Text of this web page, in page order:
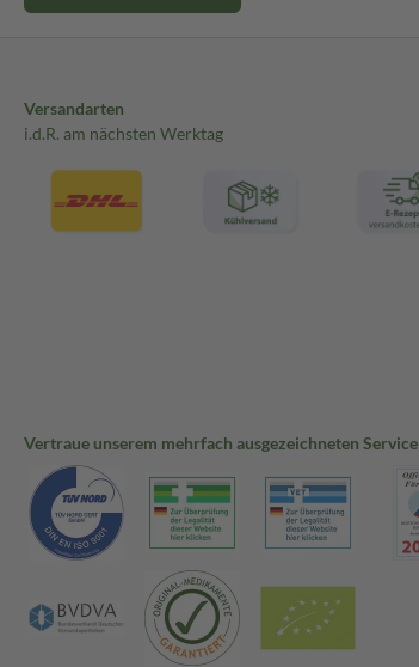
Versandarten
i.d.R. am nächsten Werktag
Vertraue unserem mehrfach ausgezeichneten Service